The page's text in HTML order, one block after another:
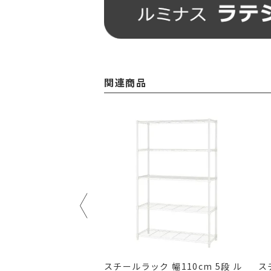
関連商品
スチールラック 幅110cm 5段 ル